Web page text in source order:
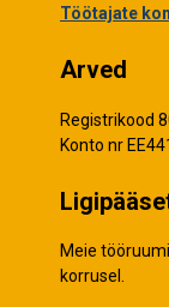
Töötajate
Arved
Registrikood
Konto nr
Meie
korrusel.